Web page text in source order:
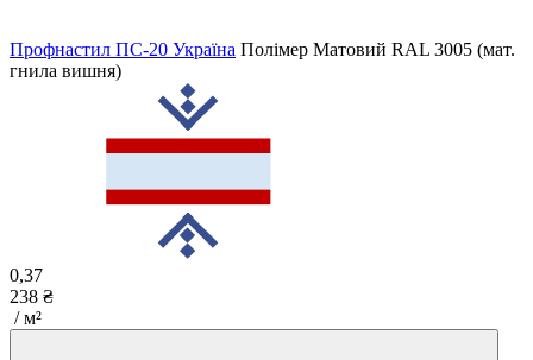
Профнастил ПС-20 Україна Полімер Матовий RAL 3005 (мат.
гнила вишня)
0,37
238 ₴
/ м²